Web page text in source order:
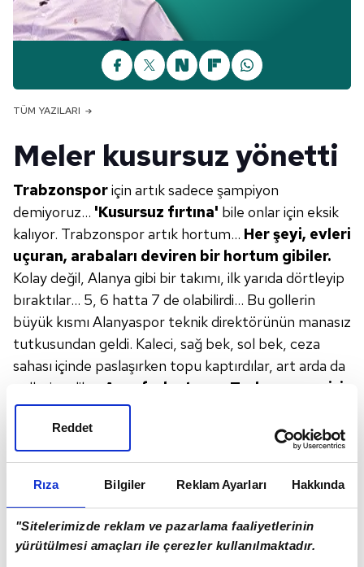
Rıza Bilgiler Reklam Ayarları Hakkında
"Sitelerimizde reklam ve pazarlama faaliyetlerinin
yürütülmesi amaçları ile çerezler kullanılmaktadır.
Reddet
TÜM YAZILARI
Meler kusursuz yönetti
Trabzonsporiçin artık sadece şampiyon
demiyoruz... 'Kusursuz fırtına' bile onlar için eksik
kalıyor. Trabzonspor artık hortum... Her şeyi, evleri
uçuran, arabaları deviren bir hortum gibiler.
Kolay değil, Alanya gibi bir takımı, ilk yarıda dörtleyip
bıraktılar... 5, 6 hatta 7 de olabilirdi... Bu gollerin
büyük kısmı Alanyaspor teknik direktörünün manasız
tutkusundan geldi. Kaleci, sağ bek, sol bek, ceza
sahası içinde paslaşırken topu kaptırdılar, art arda da
golleri yediler.
Ama fark etmez, Trabzonspor işi
kafada da bitirmiş.
'Bu iş tamam'
demişler, dün de şov yaptılar.
Türkiye'nin en iyi taktik disiplin anlayışı kesinlikle
Trabzonspor'da... En yüksek forvet gücü de onlarda.
Puan farkı da ağır şekilde onlarda olunca bu sene işte
o sene oluverdi.Halil Umut Meleriçin kolay
maçtı. Hiçbir problem yaşamadan ve